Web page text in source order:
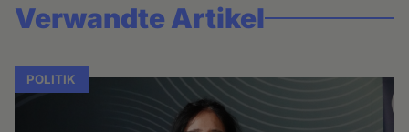
Verwandte Artikel
POLITIK